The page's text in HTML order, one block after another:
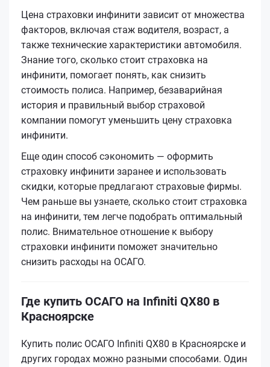
Цена страховки инфинити зависит от множества
факторов, включая стаж водителя, возраст, а
также технические характеристики автомобиля.
Знание того, сколько стоит страховка на
инфинити, помогает понять, как снизить
стоимость полиса. Например, безаварийная
история и правильный выбор страховой
компании помогут уменьшить цену страховка
инфинити.
Еще один способ сэкономить — оформить
страховку инфинити заранее и использовать
скидки, которые предлагают страховые фирмы.
Чем раньше вы узнаете, сколько стоит страховка
на инфинити, тем легче подобрать оптимальный
полис. Внимательное отношение к выбору
страховки инфинити поможет значительно
снизить расходы на ОСАГО.
Где купить ОСАГО на Infiniti QX80 в
Красноярске
Купить полис ОСАГО Infiniti QX80 в Красноярске и
других городах можно разными способами. Один